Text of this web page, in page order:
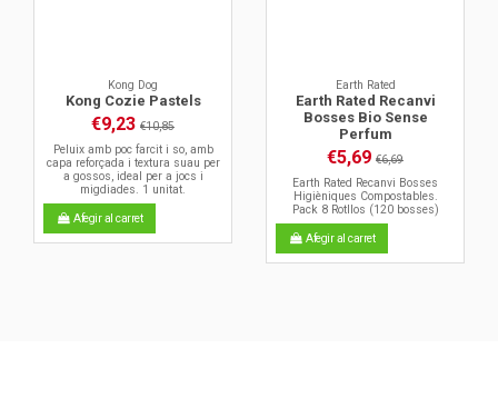
Kong Dog
Kong Cozie Pastels
€9,23 €10,85
Peluix amb poc farcit i so, amb
capa reforçada i textura suau per
a gossos, ideal per a jocs i
migdiades. 1 unitat.
Afegir al carret
Earth Rated
Earth Rated Recanvi
Bosses Bio Sense
Perfum
€5,69 €6,69
Earth Rated Recanvi Bosses
Higièniques Compostables.
Pack 8 Rotllos (120 bosses)
Afegir al carret